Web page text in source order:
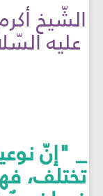
الشّيخ
عليه
_ "إنّ
تختلف،